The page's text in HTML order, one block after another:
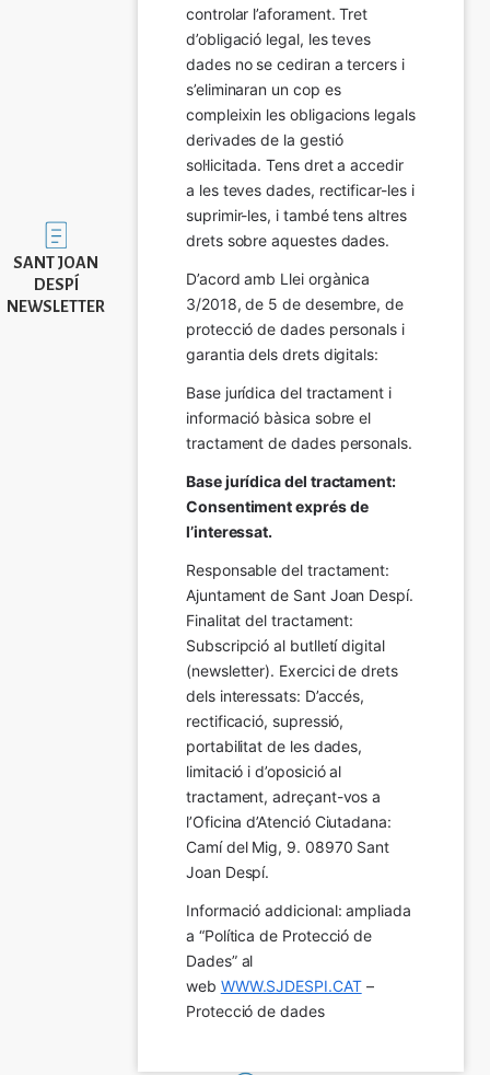
Imatge
SANT JOAN
DESPÍ
NEWSLETTER
controlar l’aforament. Tret
d’obligació legal, les teves
dades no se cediran a tercers i
s’eliminaran un cop es
compleixin les obligacions legals
derivades de la gestió
sol·licitada. Tens dret a accedir
a les teves dades, rectificar-les i
suprimir-les, i també tens altres
drets sobre aquestes dades.
D’acord amb Llei orgànica
3/2018, de 5 de desembre, de
protecció de dades personals i
garantia dels drets digitals:
Base jurídica del tractament i
informació bàsica sobre el
tractament de dades personals.
Base jurídica del tractament:
Consentiment exprés de
l’interessat.
Responsable del tractament:
Ajuntament de Sant Joan Despí.
Finalitat del tractament:
Subscripció al butlletí digital
(newsletter). Exercici de drets
dels interessats: D’accés,
rectificació, supressió,
portabilitat de les dades,
limitació i d’oposició al
tractament, adreçant-vos a
l’Oficina d’Atenció Ciutadana:
Camí del Mig, 9. 08970 Sant
Joan Despí.
Informació addicional: ampliada
a “Política de Protecció de
Dades” al
web WWW.SJDESPI.CAT –
Protecció de dades